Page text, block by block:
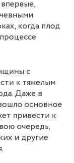
когда плод
с
к тяжелым
Даже в
основное
привести к
очередь,
и другие